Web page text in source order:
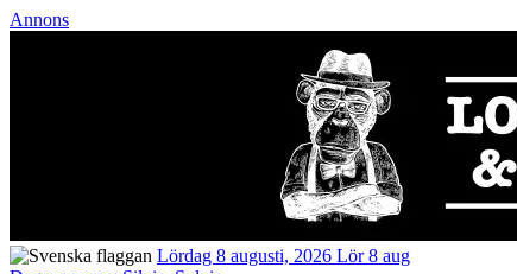
Annons
Lördag 8 augusti, 2026 Lör 8 aug